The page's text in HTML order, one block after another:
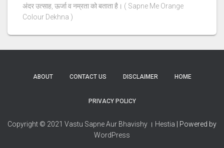
अंदर उत्साह, ऊर्जा व नम्रता को बताता है। ( Sapne Me Orange
Colour Dekhna )
ABOUT CONTACT US DISCLAIMER HOME
PRIVACY POLICY
Copyright © 2021 Vastu Sapne Aur Bhavishy । Hestia | Powered by
WordPress